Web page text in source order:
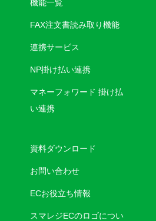
機能一覧
FAX注文書読み取り機能
連携サービス
NP掛け払い連携
マネーフォワード 掛け払
い連携
資料ダウンロード
お問い合わせ
ECお役立ち情報
スマレジECのロゴについ